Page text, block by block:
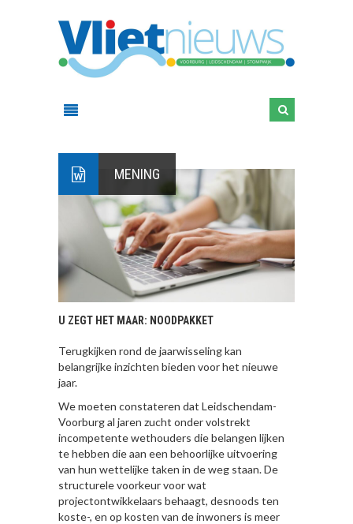
MENING
U ZEGT HET MAAR: NOODPAKKET
Terugkijken rond de jaarwisseling kan
belangrijke inzichten bieden voor het nieuwe
jaar.
We moeten constateren dat Leidschendam-
Voorburg al jaren zucht onder volstrekt
incompetente wethouders die belangen lijken
te hebben die aan een behoorlijke uitvoering
van hun wettelijke taken in de weg staan. De
structurele voorkeur voor wat
projectontwikkelaars behaagt, desnoods ten
koste-, en op kosten van de inwoners is meer